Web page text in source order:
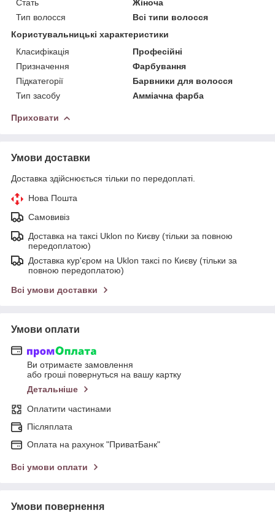
Стать
Жіноча
Тип волосся
Всі типи волосся
Користувальницькі характеристики
Класифікація
Професійні
Призначення
Фарбування
Підкатегорії
Барвники для волосся
Тип засобу
Амміачна фарба
Приховати
Умови доставки
Доставка здійснюється тільки по передоплаті.
Нова Пошта
Самовивіз
Доставка на таксі Uklon по Києву (тільки за повною
передоплатою)
Доставка кур'єром на Uklon таксі по Києву (тільки за
повною передоплатою)
Всі умови доставки
Умови оплати
Ви отримаєте замовлення
або гроші повернуться на вашу картку
Детальніше
Оплатити частинами
Післяплата
Оплата на рахунок "ПриватБанк"
Всі умови оплати
Умови повернення